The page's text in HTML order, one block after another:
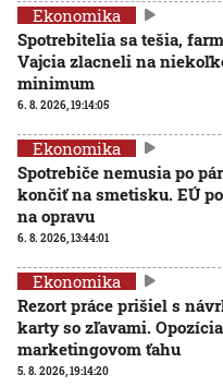
Ekonomika
Spotrebitelia sa tešia,
Vajcia zlacneli na
minimum
6. 8. 2026, 19:14:05
Ekonomika
Spotrebiče nemusia po
končiť na smetisku. EÚ
na opravu
6. 8. 2026, 13:44:01
Ekonomika
Rezort práce prišiel s
karty so zľavami.
marketingovom ťahu
5. 8. 2026, 19:14:20